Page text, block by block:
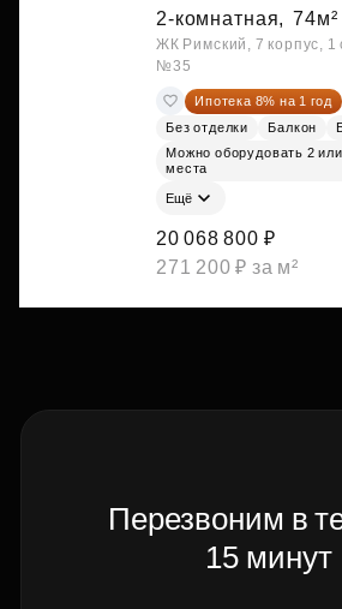
2-комнатная, 74м²
ЖК Римский, 7 корпус, 1
№35
Ипотека 8% на 1 год
Без отделки
Балкон
Можно оборудовать 2
места
Ещё
20 068 800 ₽
271 200 ₽ за м²
Перезвоним в
15 минут